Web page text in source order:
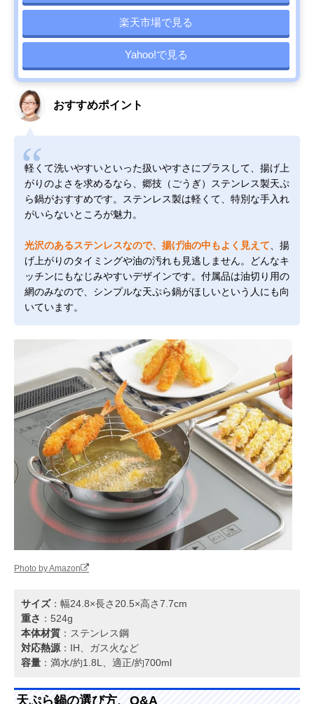
楽天市場で見る
Yahoo!で見る
おすすめポイント
軽くて洗いやすいといった扱いやすさにプラスして、揚げ上
がりのよさを求めるなら、郷技（ごうぎ）ステンレス製天ぷ
ら鍋がおすすめです。ステンレス製は軽くて、特別な手入れ
がいらないところが魅力。
光沢のあるステンレスなので、揚げ油の中もよく見えて 、揚
げ上がりのタイミングや油の汚れも見逃しません。どんなキ
ッチンにもなじみやすいデザインです。付属品は油切り用の
網のみなので、シンプルな天ぷら鍋がほしいという人にも向
いています。
Photo by Amazon
サイズ：幅24.8×長さ20.5×高さ7.7cm
重さ ：524g
本体材質 ：ステンレス鋼
対応熱源 ：IH、ガス火など
容量 ：満水/約1.8L、適正/約700ml
天ぷら鍋の選び方、Q&A